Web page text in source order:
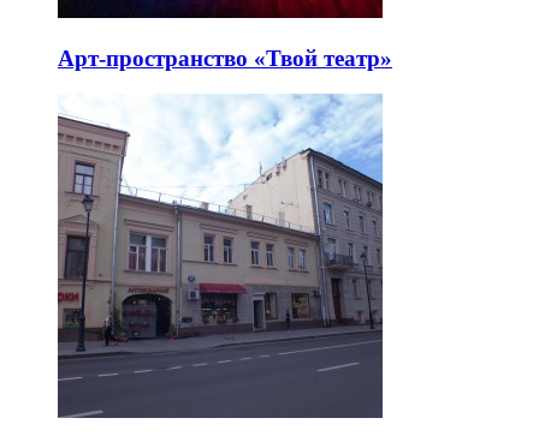
Арт-пространство «Твой театр»